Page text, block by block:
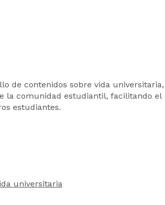
de contenidos sobre vida
la comunidad estudiantil, facilitando
estudiantes.
universitaria